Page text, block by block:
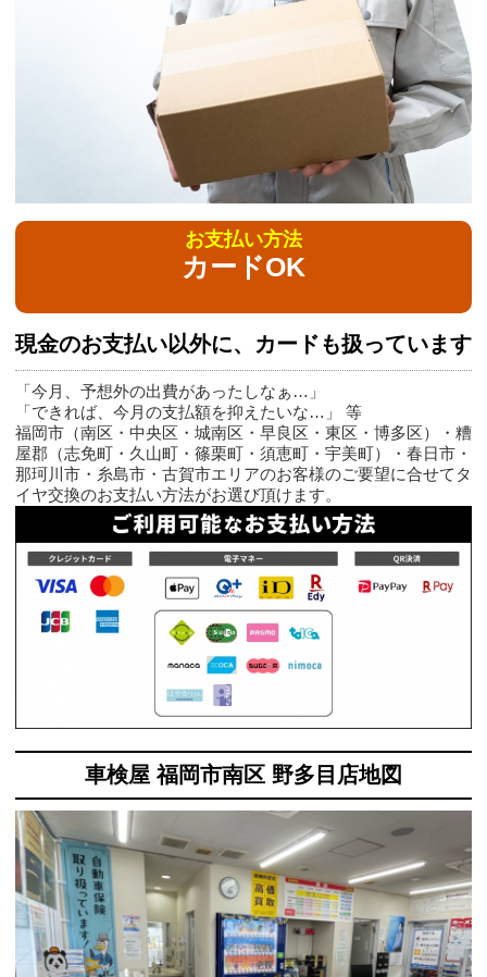
お支払い方法
カードOK
現金のお支払い以外に、カードも扱っています
「今月、予想外の出費があったしなぁ…」
「できれば、今月の支払額を抑えたいな…」 等
福岡市（南区・中央区・城南区・早良区・東区・博多区）・糟
屋郡（志免町・久山町・篠栗町・須恵町・宇美町）・春日市・
那珂川市・糸島市・古賀市エリアのお客様のご要望に合せてタ
イヤ交換のお支払い方法がお選び頂けます。
車検屋 福岡市南区 野多目店地図